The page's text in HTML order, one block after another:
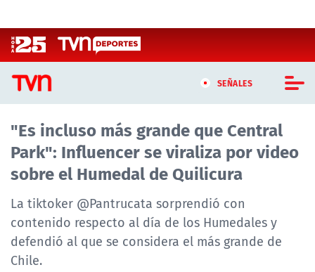
SEÑALES
CASTING MASTERCHEF CHILE
CASTING TVN VERTICAL
TVN VERTICAL
TVN PLAY
PROGRAMAS
"Es incluso más grande que Central
Park": Influencer se viraliza por video
sobre el Humedal de Quilicura
La tiktoker @Pantrucata sorprendió con
contenido respecto al día de los Humedales y
defendió al que se considera el más grande de
Chile.